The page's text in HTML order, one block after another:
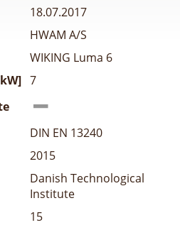
18.07.2017
HWAM A/S
WIKING Luma 6
7
DIN EN 13240
2015
Danish Technological
Institute
15